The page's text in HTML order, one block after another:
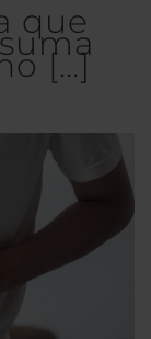
que
[…]